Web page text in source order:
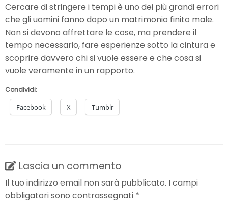
Cercare di stringere i tempi è uno dei più grandi errori
che gli uomini fanno dopo un matrimonio finito male.
Non si devono affrettare le cose, ma prendere il
tempo necessario, fare esperienze sotto la cintura e
scoprire davvero chi si vuole essere e che cosa si
vuole veramente in un rapporto.
Condividi:
Facebook X Tumblr
Lascia un commento
Il tuo indirizzo email non sarà pubblicato. I campi
obbligatori sono contrassegnati *